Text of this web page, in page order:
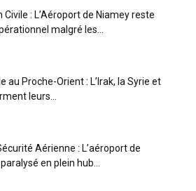
Civile : L’Aéroport de Niamey reste
malgré les...
au Proche-Orient : L’Irak, la Syrie et
leurs...
Aérienne : L’aéroport de
en plein hub...